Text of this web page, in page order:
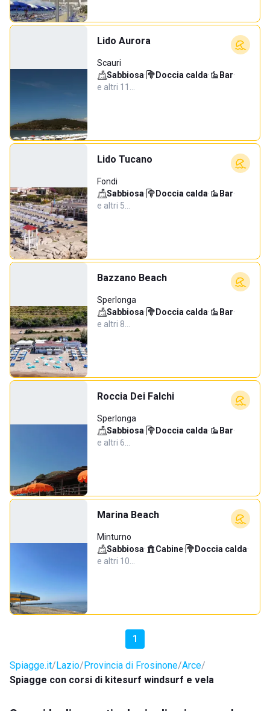
Lido Aurora
Scauri
Sabbiosa· Doccia calda· Bar·
e altri 11…
Lido Tucano
Fondi
Sabbiosa· Doccia calda· Bar·
e altri 5…
Bazzano Beach
Sperlonga
Sabbiosa· Doccia calda· Bar·
e altri 8…
Roccia Dei Falchi
Sperlonga
Sabbiosa· Doccia calda· Bar·
e altri 6…
Marina Beach
Minturno
Sabbiosa· Cabine· Doccia calda·
e altri 10…
1
Spiagge.it Lazio Provincia di Frosinone Arce
Spiagge con corsi di kitesurf windsurf e vela